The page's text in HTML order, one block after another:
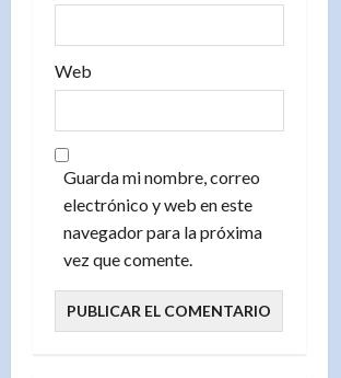
Web
Guarda mi nombre, correo
electrónico y web en este
navegador para la próxima
vez que comente.